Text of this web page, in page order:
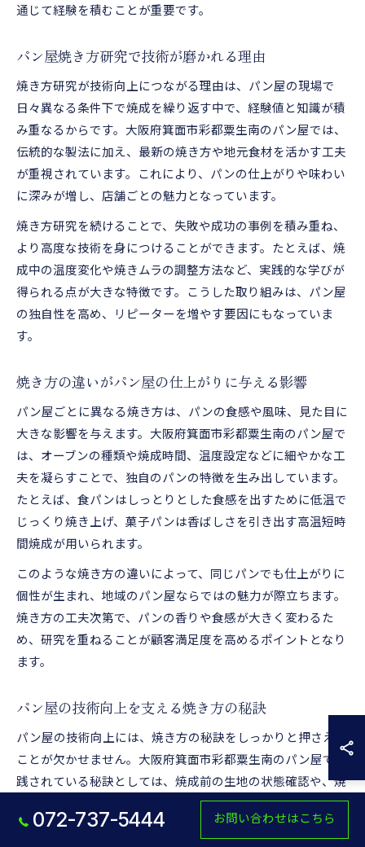
通じて経験を積むことが重要です。
パン屋焼き方研究で技術が磨かれる理由
焼き方研究が技術向上につながる理由は、パン屋の現場で
日々異なる条件下で焼成を繰り返す中で、経験値と知識が積
み重なるからです。大阪府箕面市彩都粟生南のパン屋では、
伝統的な製法に加え、最新の焼き方や地元食材を活かす工夫
が重視されています。これにより、パンの仕上がりや味わい
に深みが増し、店舗ごとの魅力となっています。
焼き方研究を続けることで、失敗や成功の事例を積み重ね、
より高度な技術を身につけることができます。たとえば、焼
成中の温度変化や焼きムラの調整方法など、実践的な学びが
得られる点が大きな特徴です。こうした取り組みは、パン屋
の独自性を高め、リピーターを増やす要因にもなっていま
す。
焼き方の違いがパン屋の仕上がりに与える影響
パン屋ごとに異なる焼き方は、パンの食感や風味、見た目に
大きな影響を与えます。大阪府箕面市彩都粟生南のパン屋で
は、オーブンの種類や焼成時間、温度設定などに細やかな工
夫を凝らすことで、独自のパンの特徴を生み出しています。
たとえば、食パンはしっとりとした食感を出すために低温で
じっくり焼き上げ、菓子パンは香ばしさを引き出す高温短時
間焼成が用いられます。
このような焼き方の違いによって、同じパンでも仕上がりに
個性が生まれ、地域のパン屋ならではの魅力が際立ちます。
焼き方の工夫次第で、パンの香りや食感が大きく変わるた
め、研究を重ねることが顧客満足度を高めるポイントとなり
ます。
パン屋の技術向上を支える焼き方の秘訣
パン屋の技術向上には、焼き方の秘訣をしっかりと押さえる
ことが欠かせません。大阪府箕面市彩都粟生南のパン屋で実
践されている秘訣としては、焼成前の生地の状態確認や、焼
成中の温度・湿度管理が挙げられます。たとえば、発酵の進
み具合によって焼き時間を微調整したり、オーブンの位置に
072-737-5444 お問い合わせはこちら